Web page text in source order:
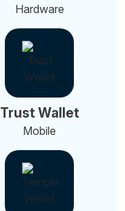
Hardware
Trust Wallet
Mobile